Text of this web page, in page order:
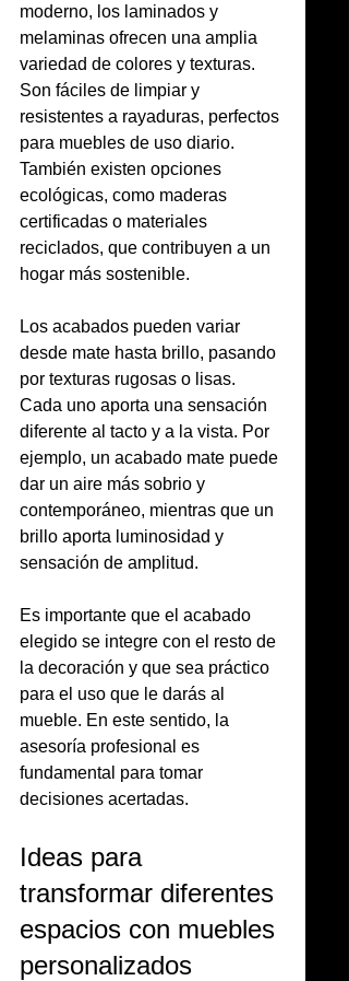
moderno, los laminados y
melaminas ofrecen una amplia
variedad de colores y texturas.
Son fáciles de limpiar y
resistentes a rayaduras, perfectos
para muebles de uso diario.
También existen opciones
ecológicas, como maderas
certificadas o materiales
reciclados, que contribuyen a un
hogar más sostenible.
Los acabados pueden variar
desde mate hasta brillo, pasando
por texturas rugosas o lisas.
Cada uno aporta una sensación
diferente al tacto y a la vista. Por
ejemplo, un acabado mate puede
dar un aire más sobrio y
contemporáneo, mientras que un
brillo aporta luminosidad y
sensación de amplitud.
Es importante que el acabado
elegido se integre con el resto de
la decoración y que sea práctico
para el uso que le darás al
mueble. En este sentido, la
asesoría profesional es
fundamental para tomar
decisiones acertadas.
Ideas para
transformar diferentes
espacios con muebles
personalizados